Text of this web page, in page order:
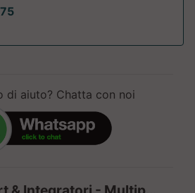
di aiuto? Chatta con noi